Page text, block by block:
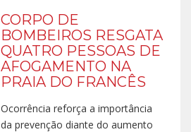
CORPO DE
BOMBEIROS RESGATA
QUATRO PESSOAS DE
AFOGAMENTO NA
PRAIA DO FRANCÊS
Ocorrência reforça a importância
da prevenção diante do aumento